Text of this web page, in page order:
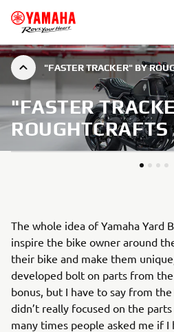
"FASTER TRACKER" BY
"FASTER
ROUGHTCRAFTS
The whole idea of Yamaha Yard
inspire the bike owner around
their bike and make them
developed bolt on parts from
bonus, but I have to say from
didn’t really focused on the
many times people asked me if